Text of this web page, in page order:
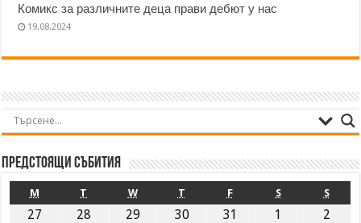
Комикс за различните деца прави дебют у нас
19.08.2024
Предстоящи събития
M T W T F S S
27 28 29 30 31 1
2